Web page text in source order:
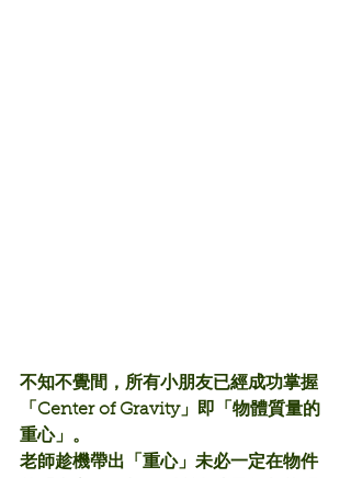
不知不覺間，所有小朋友已經成功掌握
「Center of Gravity」即「物體質量的
重心」。
老師趁機帶出「重心」未必一定在物件